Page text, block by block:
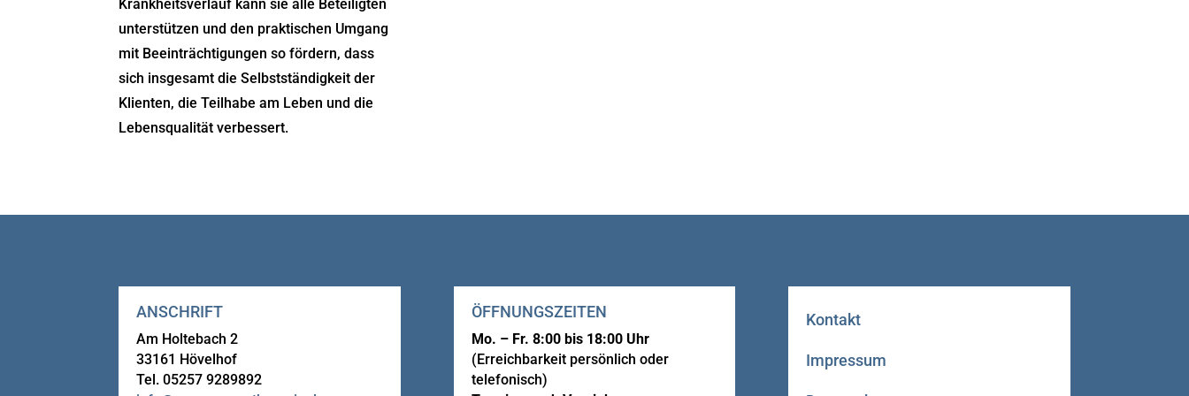
Krankheitsverlauf kann sie alle Beteiligten
unterstützen und den praktischen Umgang
mit Beeinträchtigungen so fördern, dass
sich insgesamt die Selbstständigkeit der
Klienten, die Teilhabe am Leben und die
Lebensqualität verbessert.
ANSCHRIFT
Am Holtebach 2
33161 Hövelhof
Tel. 05257 9289892
ÖFFNUNGSZEITEN
Mo. – Fr. 8:00 bis 18:00 Uhr
(Erreichbarkeit persönlich oder
telefonisch)
Kontakt
Impressum